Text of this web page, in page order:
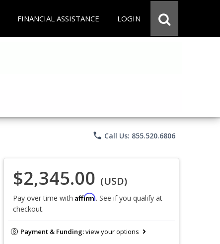
FINANCIAL ASSISTANCE LOGIN
phone Call Us: 855.520.6806
$2,345.00 (USD)
Pay over time with Affirm. See if you qualify at
checkout.
Payment & Funding:view your options